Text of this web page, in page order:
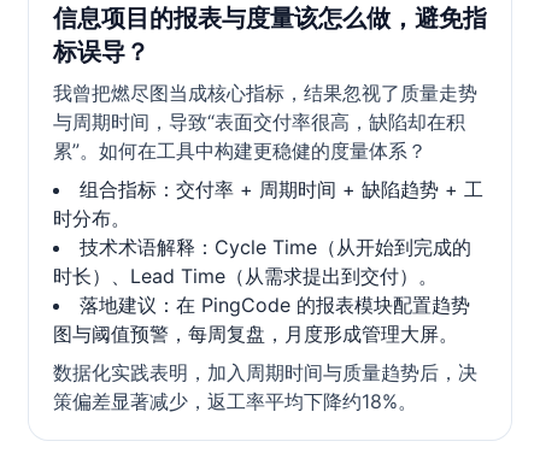
信息项目的报表与度量该怎么做，避免指
标误导？
我曾把燃尽图当成核心指标，结果忽视了质量走势
与周期时间，导致“表面交付率很高，缺陷却在积
累”。如何在工具中构建更稳健的度量体系？
组合指标：交付率 + 周期时间 + 缺陷趋势 + 工
时分布。
技术术语解释：Cycle Time（从开始到完成的
时长）、Lead Time（从需求提出到交付）。
落地建议：在 PingCode 的报表模块配置趋势
图与阈值预警，每周复盘，月度形成管理大屏。
数据化实践表明，加入周期时间与质量趋势后，决
策偏差显著减少，返工率平均下降约18%。